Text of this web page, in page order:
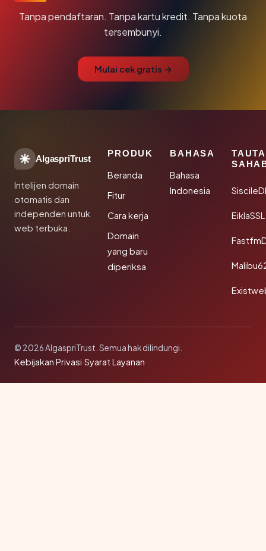
Tanpa pendaftaran. Tanpa kartu kredit. Tanpa kuota
tersembunyi.
Mulai cek gratis →
AlgaspriTrust
Intelijen domain
otomatis dan
independen untuk
web terbuka.
PRODUK
Beranda
Fitur
Cara kerja
Domain
yang baru
diperiksa
BAHASA
Bahasa
Indonesia
EiklaSSL
© 2026 AlgaspriTrust. Semua hak dilindungi.
Kebijakan Privasi·Syarat Layanan